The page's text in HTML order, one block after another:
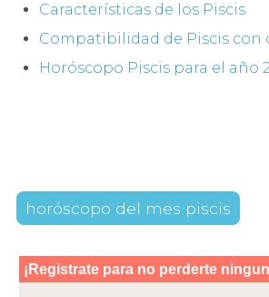
Características de los Piscis
Compatibilidad de Piscis con
Horóscopo Piscis para el año
horóscopo del mes piscis